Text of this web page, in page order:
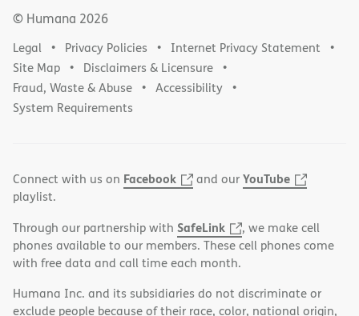
© Humana 2026
Legal Privacy Policies
Internet Privacy Statement
Site Map
Disclaimers & Licensure
Fraud, Waste & Abuse
Accessibility
System Requirements
Connect with us on Facebook and ourYouTube
playlist.
Through our partnership with SafeLink
, we make cell
phones available to our members. These cell phones come
with free data and call time each month.
Humana Inc. and its subsidiaries do not discriminate or
exclude people because of their race, color, national origin,